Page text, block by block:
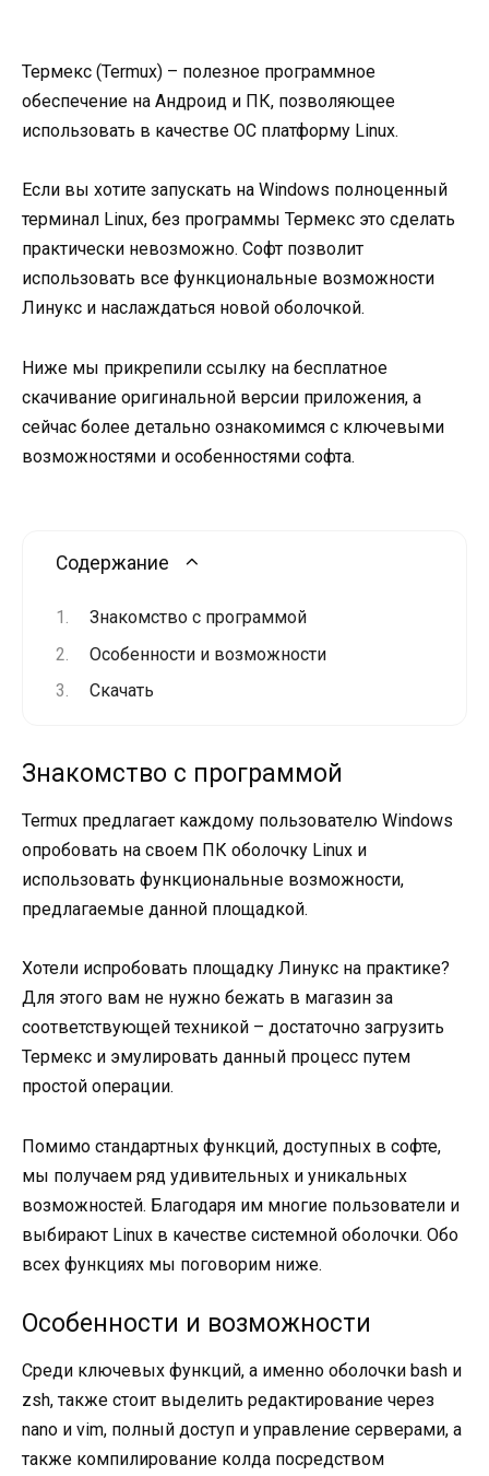
Термекс (Termux) – полезное программное
обеспечение на Андроид и ПК, позволяющее
использовать в качестве ОС платформу Linux.
Если вы хотите запускать на Windows полноценный
терминал Linux, без программы Термекс это сделать
практически невозможно. Софт позволит
использовать все функциональные возможности
Линукс и наслаждаться новой оболочкой.
Ниже мы прикрепили ссылку на бесплатное
скачивание оригинальной версии приложения, а
сейчас более детально ознакомимся с ключевыми
возможностями и особенностями софта.
Содержание
Знакомство с программой
Особенности и возможности
Скачать
Знакомство с программой
Termux предлагает каждому пользователю Windows
опробовать на своем ПК оболочку Linux и
использовать функциональные возможности,
предлагаемые данной площадкой.
Хотели испробовать площадку Линукс на практике?
Для этого вам не нужно бежать в магазин за
соответствующей техникой – достаточно загрузить
Термекс и эмулировать данный процесс путем
простой операции.
Помимо стандартных функций, доступных в софте,
мы получаем ряд удивительных и уникальных
возможностей. Благодаря им многие пользователи и
выбирают Linux в качестве системной оболочки. Обо
всех функциях мы поговорим ниже.
Особенности и возможности
Среди ключевых функций, а именно оболочки bash и
zsh, также стоит выделить редактирование через
nano и vim, полный доступ и управление серверами, а
также компилирование колда посредством